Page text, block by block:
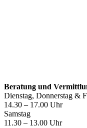
Beratung und
Dienstag, Donnerstag &
14.30 – 17.00 Uhr
Samstag
11.30 – 13.00 Uhr